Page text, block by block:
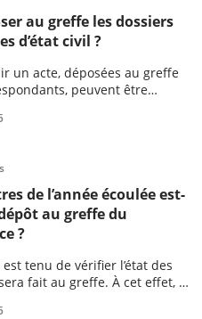
au greffe les dossiers
d’état civil ?
un acte, déposées au greffe
peuvent être
de l’année écoulée est-
au greffe du
?
tenu de vérifier l’état des
fait au greffe. À cet effet, il